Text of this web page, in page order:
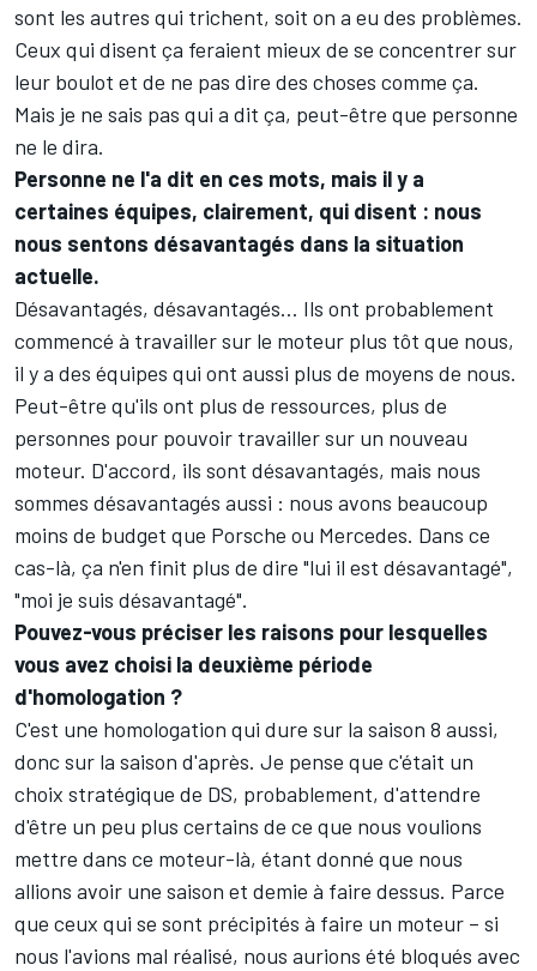
sont les autres qui trichent, soit on a eu des problèmes.
Ceux qui disent ça feraient mieux de se concentrer sur
leur boulot et de ne pas dire des choses comme ça.
Mais je ne sais pas qui a dit ça, peut-être que personne
ne le dira.
Personne ne l'a dit en ces mots, mais il y a
certaines équipes, clairement, qui disent : nous
nous sentons désavantagés dans la situation
actuelle.
Désavantagés, désavantagés… Ils ont probablement
commencé à travailler sur le moteur plus tôt que nous,
il y a des équipes qui ont aussi plus de moyens de nous.
Peut-être qu'ils ont plus de ressources, plus de
personnes pour pouvoir travailler sur un nouveau
moteur. D'accord, ils sont désavantagés, mais nous
sommes désavantagés aussi : nous avons beaucoup
moins de budget que Porsche ou Mercedes. Dans ce
cas-là, ça n'en finit plus de dire "lui il est désavantagé",
"moi je suis désavantagé".
Pouvez-vous préciser les raisons pour lesquelles
vous avez choisi la deuxième période
d'homologation ?
C'est une homologation qui dure sur la saison 8 aussi,
donc sur la saison d'après. Je pense que c'était un
choix stratégique de DS, probablement, d'attendre
d'être un peu plus certains de ce que nous voulions
mettre dans ce moteur-là, étant donné que nous
allions avoir une saison et demie à faire dessus. Parce
que ceux qui se sont précipités à faire un moteur – si
nous l'avions mal réalisé, nous aurions été bloqués avec